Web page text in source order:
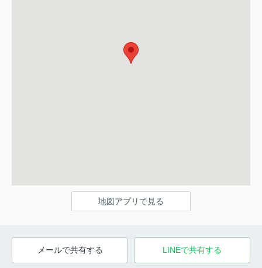
地図アプリで見る
メールで共有する LINEで共有する